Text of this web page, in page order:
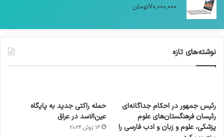
70,000,000تومان
نوشته‌های تازه
رئیس جمهور در احکام جداگانه‌ای
رئیسان فرهنگستان‌های علوم
پزشکی، علوم و زبان و ادب فارسی را
حمله راکتی جدید به پایگاه
عین‌الاسد در عراق
16 ژوئن 2026